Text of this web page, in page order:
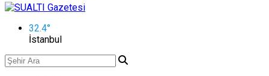
32.4°
İstanbul